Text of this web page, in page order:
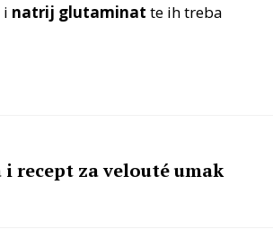
i natrij glutaminat te ih treba
recept za velouté umak